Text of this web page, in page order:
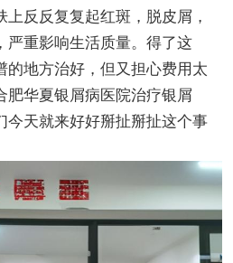
上反反复复起红斑，脱皮屑，
严重影响生活质量。得了这
的地方治好，但又担心费用太
肥华夏银屑病医院治疗银屑
今天就来好好掰扯掰扯这个事